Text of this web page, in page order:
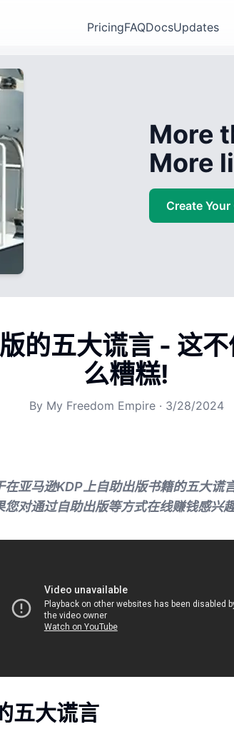
PricingFAQDocsUpdates
More
More
Create Your
的五大谎言 - 这
么糟糕!
By My Freedom Empire· 3/28/2024
在亚马逊KDP上自助出版书籍的五大谎
对通过自助出版等方式在线赚钱感兴
五大谎言